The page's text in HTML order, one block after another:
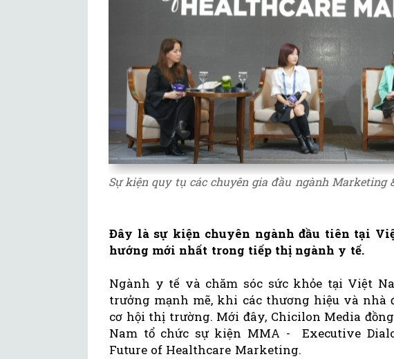
Sự kiện quy tụ các chuyên gia đầu ngành Marketing
Đây là sự kiện chuyên ngành đầu tiên tại
hướng mới nhất trong tiếp thị ngành y tế.
Ngành y tế và chăm sóc sức khỏe tại Việt
trưởng mạnh mẽ, khi các thương hiệu và nhà
cơ hội thị trường. Mới đây, Chicilon Media
Nam tổ chức sự kiện MMA - Executive
Future of Healthcare Marketing.